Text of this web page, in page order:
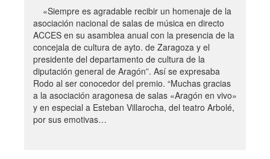
«Siempre es agradable recibir un homenaje de la
asociación nacional de salas de música en directo
ACCES en su asamblea anual con la presencia de la
concejala de cultura de ayto. de Zaragoza y el
presidente del departamento de cultura de la
diputación general de Aragón”. Así se expresaba
Rodo al ser conocedor del premio. “Muchas gracias
a la asociación aragonesa de salas «Aragón en vivo»
y en especial a Esteban Villarocha, del teatro Arbolé,
por sus emotivas…